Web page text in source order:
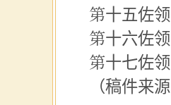
第十五佐
第十六佐
第十七佐
（稿件来